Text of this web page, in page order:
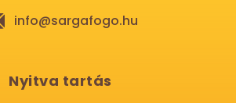
info@sargafogo.hu
Nyitva tartás